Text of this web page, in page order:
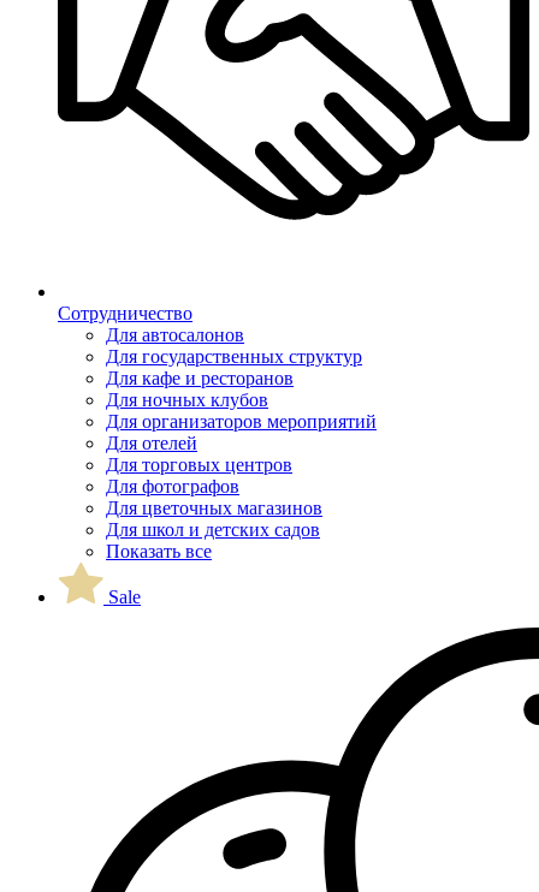
Сотрудничество
Для автосалонов
Для государственных структур
Для кафе и ресторанов
Для ночных клубов
Для организаторов мероприятий
Для отелей
Для торговых центров
Для фотографов
Для цветочных магазинов
Для школ и детских садов
Показать все
Sale